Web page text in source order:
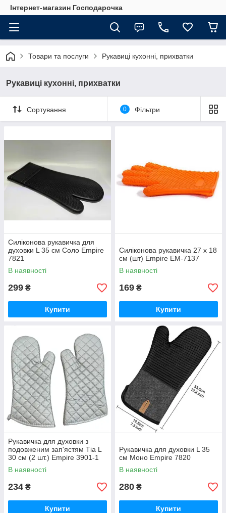
Інтернет-магазин Господарочка
Товари та послуги Рукавиці кухонні, прихватки
Рукавиці кухонні, прихватки
Сортування 0 Фільтри
Силіконова рукавичка для
духовки L 35 cм Соло Empire
7821
В наявності
299 ₴
Купити
Силіконова рукавичка 27 х 18
см (шт) Empire EM-7137
В наявності
169 ₴
Купити
Рукавичка для духовки з
подовженим зап'ястям Тіа L
30 см (2 шт.) Empire 3901-1
В наявності
234 ₴
Купити
Рукавичка для духовки L 35
см Моно Empire 7820
В наявності
280 ₴
Купити